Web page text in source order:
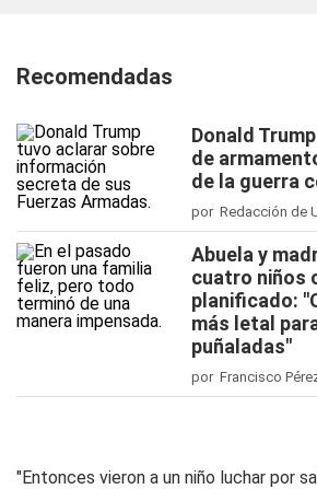
Recomendadas
Donald
de
de la guerra
por Redacción de
Abuela y
cuatro niños
planificado:
más letal
puñaladas"
por Francisco
"Entonces vieron a un niño luchar por